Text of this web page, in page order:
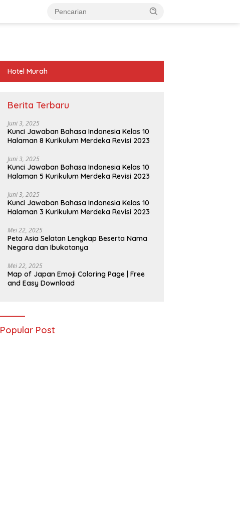
Hotel Murah
Berita Terbaru
Juni 3, 2025
Kunci Jawaban Bahasa Indonesia Kelas 10
Halaman 8 Kurikulum Merdeka Revisi 2023
Juni 3, 2025
Kunci Jawaban Bahasa Indonesia Kelas 10
Halaman 5 Kurikulum Merdeka Revisi 2023
Juni 3, 2025
Kunci Jawaban Bahasa Indonesia Kelas 10
Halaman 3 Kurikulum Merdeka Revisi 2023
Mei 22, 2025
Peta Asia Selatan Lengkap Beserta Nama
Negara dan Ibukotanya
Mei 22, 2025
Map of Japan Emoji Coloring Page | Free
and Easy Download
Popular Post